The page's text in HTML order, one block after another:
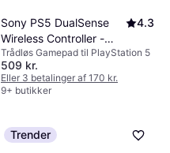
Sony PS5 DualSense
Wireless Controller -
Galactic Purple
4.3
Trådløs Gamepad til PlayStation 5
509 kr.
Eller 3 betalinger af 170 kr.
9+ butikker
Trender